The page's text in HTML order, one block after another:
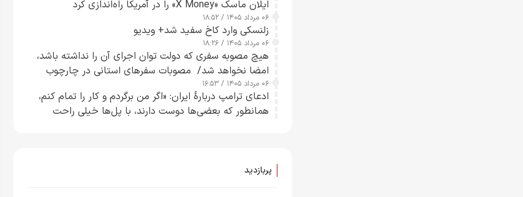
ایلان ماسک «X Money» را در آمریکا راه‌اندازی کرد
۰۶ مرداد ۱۴۰۵ / ۱۸:۵۲
زلنسکی وارد کاخ سفید شد+ ویدیو
۰۶ مرداد ۱۴۰۵ / ۱۸:۲۶
هیچ مصوبه سفری که دولت توان اجرای آن را نداشته باشد،
امضا نخواهد شد/ مصوبات سفرهای استانی در چارچوب
قانون بودجه است+ عکس
۰۶ مرداد ۱۴۰۵ / ۱۶:۵۳
ادعای ترامپ دربارهٔ ایران: «اگر من برگردم و کار را تمام کنم،
همانطور که بعضی‌ها دوست دارند، با پل‌ها خیلی راحت
پربازدید